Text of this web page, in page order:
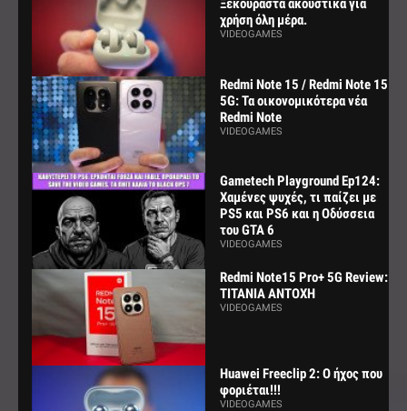
Ξεκούραστα ακουστικά για
χρήση όλη μέρα.
VIDEOGAMES
Redmi Note 15 / Redmi Note 15
5G: Τα οικονομικότερα νέα
Redmi Note
VIDEOGAMES
Gametech Playground Ep124:
Χαμένες ψυχές, τι παίζει με
PS5 και PS6 και η Οδύσσεια
του GTA 6
VIDEOGAMES
Redmi Note15 Pro+ 5G Review:
ΤΙΤΑΝΙΑ ΑΝΤΟΧΗ
VIDEOGAMES
Huawei Freeclip 2: Ο ήχος που
φοριέται!!!
VIDEOGAMES